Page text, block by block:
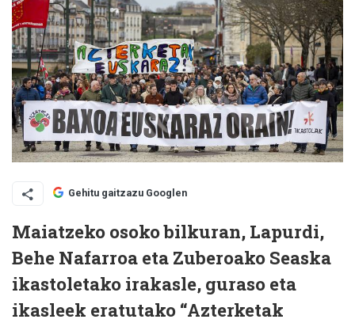
Gehitu gaitzazu Googlen
Maiatzeko osoko bilkuran, Lapurdi,
Behe Nafarroa eta Zuberoako Seaska
ikastoletako irakasle, guraso eta
ikasleek eratutako “Azterketak